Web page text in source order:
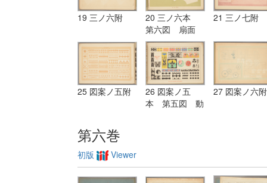
19 三ノ六附
20 三ノ六本
第六図 扇面
21 三ノ七附
25 図案ノ五附
26 図案ノ五
本 第五図 動
27 図案ノ六附
第六巻
初版 Viewer